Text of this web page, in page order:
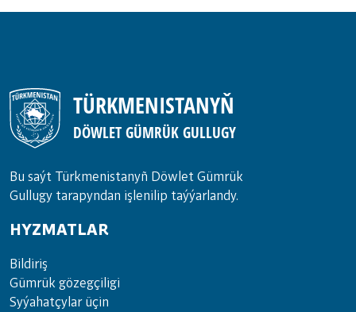
TÜRKMENISTANYŇ
DÖWLET GÜMRÜK GULLUGY
Bu saýt Türkmenistanyñ Döwlet Gümrük
Gullugy tarapyndan işlenilip taýýarlandy.
HYZMATLAR
Bil­di­riş
Güm­rük gö­zeg­çi­li­gi
Sy­ýa­hat­çy­lar ü­çin